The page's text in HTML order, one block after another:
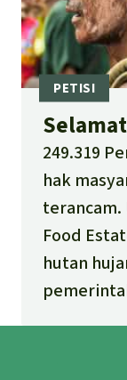
249.319
hak
terancam.
Food
hutan